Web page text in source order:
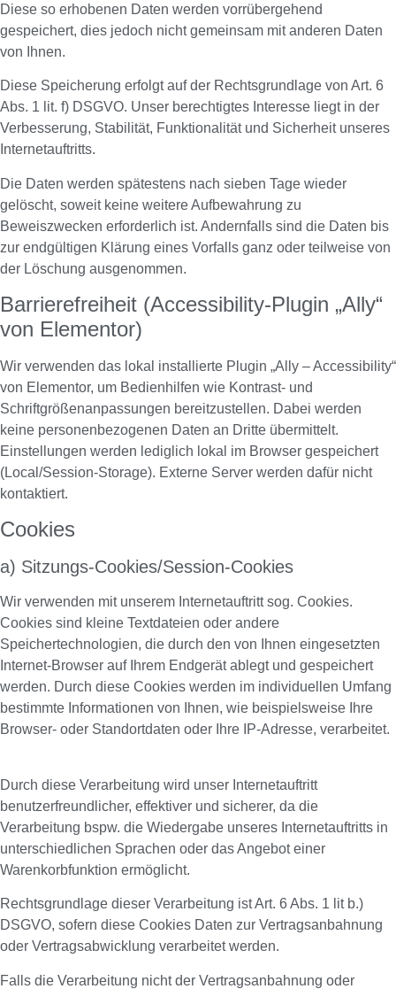
Diese so erhobenen Daten werden vorrübergehend
gespeichert, dies jedoch nicht gemeinsam mit anderen Daten
von Ihnen.
Diese Speicherung erfolgt auf der Rechtsgrundlage von Art. 6
Abs. 1 lit. f) DSGVO. Unser berechtigtes Interesse liegt in der
Verbesserung, Stabilität, Funktionalität und Sicherheit unseres
Internetauftritts.
Die Daten werden spätestens nach sieben Tage wieder
gelöscht, soweit keine weitere Aufbewahrung zu
Beweiszwecken erforderlich ist. Andernfalls sind die Daten bis
zur endgültigen Klärung eines Vorfalls ganz oder teilweise von
der Löschung ausgenommen.
Barrierefreiheit (Accessibility‑Plugin „Ally“
von Elementor)
Wir verwenden das lokal installierte Plugin „Ally – Accessibility“
von Elementor, um Bedienhilfen wie Kontrast- und
Schriftgrößenanpassungen bereitzustellen. Dabei werden
keine personenbezogenen Daten an Dritte übermittelt.
Einstellungen werden lediglich lokal im Browser gespeichert
(Local/Session‑Storage). Externe Server werden dafür nicht
kontaktiert.
Cookies
a) Sitzungs-Cookies/Session-Cookies
Wir verwenden mit unserem Internetauftritt sog. Cookies.
Cookies sind kleine Textdateien oder andere
Speichertechnologien, die durch den von Ihnen eingesetzten
Internet-Browser auf Ihrem Endgerät ablegt und gespeichert
werden. Durch diese Cookies werden im individuellen Umfang
bestimmte Informationen von Ihnen, wie beispielsweise Ihre
Browser- oder Standortdaten oder Ihre IP-Adresse, verarbeitet.
Durch diese Verarbeitung wird unser Internetauftritt
benutzerfreundlicher, effektiver und sicherer, da die
Verarbeitung bspw. die Wiedergabe unseres Internetauftritts in
unterschiedlichen Sprachen oder das Angebot einer
Warenkorbfunktion ermöglicht.
Rechtsgrundlage dieser Verarbeitung ist Art. 6 Abs. 1 lit b.)
DSGVO, sofern diese Cookies Daten zur Vertragsanbahnung
oder Vertragsabwicklung verarbeitet werden.
Falls die Verarbeitung nicht der Vertragsanbahnung oder